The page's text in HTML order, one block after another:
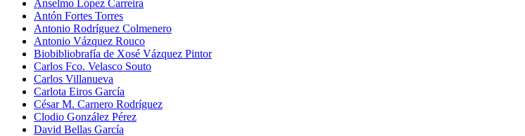
Anselmo López Carreira
Antón Fortes Torres
Antonio Rodríguez Colmenero
Antonio Vázquez Rouco
Biobibliobrafía de Xosé Vázquez Pintor
Carlos Fco. Velasco Souto
Carlos Villanueva
Carlota Eiros García
César M. Carnero Rodríguez
Clodio González Pérez
David Bellas García